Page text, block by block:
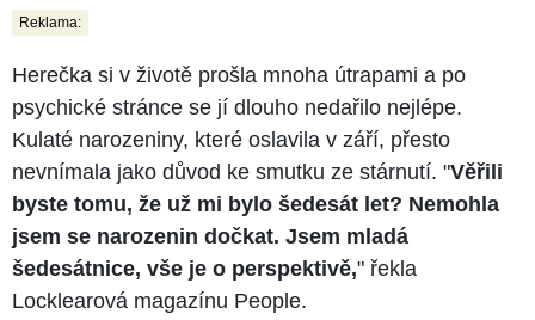
Reklama:
Herečka si v životě prošla mnoha útrapami a po
psychické stránce se jí dlouho nedařilo nejlépe.
Kulaté narozeniny, které oslavila v září, přesto
nevnímala jako důvod ke smutku ze stárnutí. "Věřili
byste tomu, že už mi bylo šedesát let? Nemohla
jsem se narozenin dočkat. Jsem mladá
šedesátnice, vše je o perspektivě," řekla
Locklearová magazínu People.